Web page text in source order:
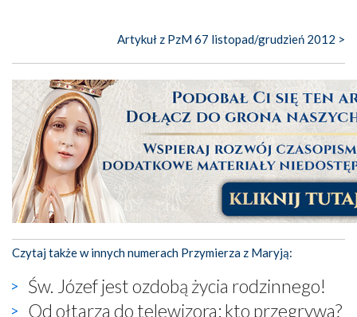
Artykuł z PzM 67 listopad/grudzień 2012 >
Czytaj także w innych numerach Przymierza z Maryją:
Św. Józef jest ozdobą życia rodzinnego!
Od ołtarza do telewizora: kto przegrywa?